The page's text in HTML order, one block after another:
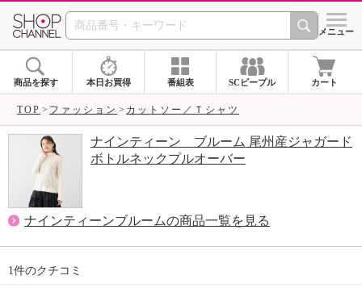
SHOP CHANNEL シメニュー
商品を探す 本日お買得 番組表 SCピープル カート
TOP ファッション カットソー／Ｔシャツ
ナインティーン ブルーム 尾州産ジャガード
ボトルネックプルオーバー
ナインティーンブルームの商品一覧を見る
1件のクチコミ